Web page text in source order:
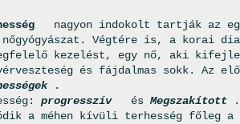
nagyon indokolt tartják az
nőgyógyászat. Végtére is, a korai
kezelést, egy nő, aki
és fájdalmas sokk. Az
.
progresszív és Megszakított
a méhen kívüli terhesség főleg a